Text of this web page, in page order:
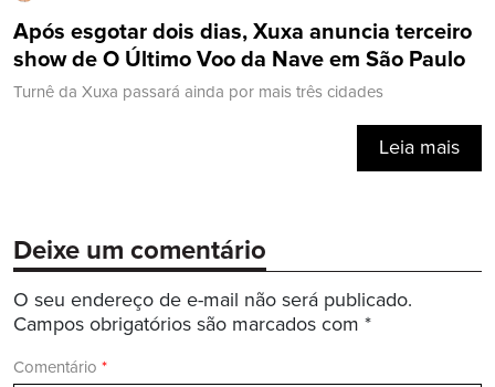
Após esgotar dois dias, Xuxa anuncia terceiro
show de O Último Voo da Nave em São Paulo
Turnê da Xuxa passará ainda por mais três cidades
Leia mais
Deixe um comentário
O seu endereço de e-mail não será publicado.
Campos obrigatórios são marcados com *
Comentário *